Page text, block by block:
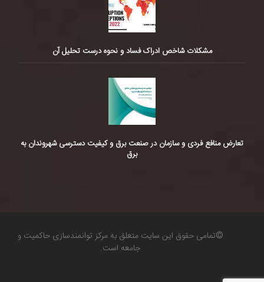
مشکلات شاخص ادراک فساد و نحوه درست تحلیل آن
تعارض منافع فردی و سازمان در صنعت برق و کیفیت دسترسی شهروندان به
برق
©تمامی حقوق این سایت متعلق به مرکز توانمندسازی حاکمیت و
جامعه است.